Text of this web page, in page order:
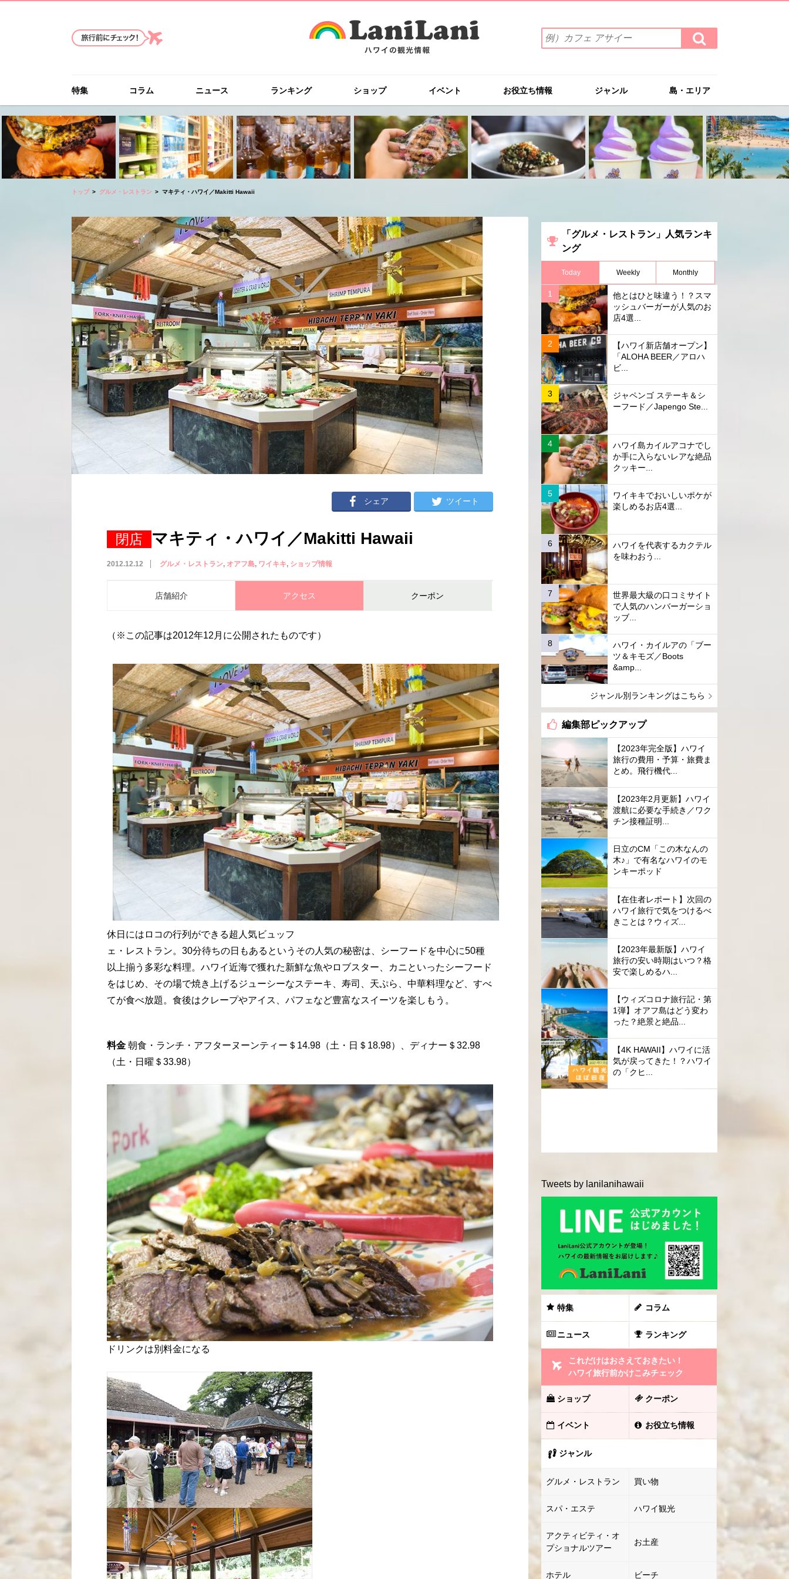
索
ワ
を
入
力
(例）
カ
フ
ェ
イ
ー
検
索
す
特集 コラム ニュース ランキング ショップ イベント お役立ち情報 ジャンル 島・エリア
トップ グルメ・レストラン マキティ・ハワイ／Makitti Hawaii
シェア ツイート
閉店 マキティ・ハワイ／Makitti Hawaii
2012.12.12 グルメ・レストラン オアフ島 ワイキキ ショップ情報
店舗紹介 アクセス クーポン
（※この記事は2012年12月に公開されたものです）
休日にはロコの行列ができる超人気ビュッフ
ェ・レストラン。30分待ちの日もあるというその人気の秘密は、シーフードを中心に50種
以上揃う多彩な料理。ハワイ近海で獲れた新鮮な魚やロブスター、カニといったシーフード
をはじめ、その場で焼き上げるジューシーなステーキ、寿司、天ぷら、中華料理など、すべ
てが食べ放題。食後はクレープやアイス、パフェなど豊富なスイーツを楽しもう。
料金 朝食・ランチ・アフターヌーンティー＄14.98（土・日＄18.98）、ディナー＄32.98
（土・日曜＄33.98）
ドリンクは別料金になる
「グルメ・レストラン」人気ランキ
ング
Today Weekly Monthly
他とはひと味違う！？スマ
ッシュバーガーが人気のお
店4選...
【ハワイ新店舗オープン】
「ALOHA BEER／アロハ
ビ...
ジャペンゴ ステーキ＆シ
ーフード／Japengo Ste...
ハワイ島カイルアコナでし
か手に入らないレアな絶品
クッキー...
ワイキキでおいしいポケが
楽しめるお店4選...
ハワイを代表するカクテル
を味わおう...
世界最大級の口コミサイト
で人気のハンバーガーショ
ッブ...
ハワイ・カイルアの「ブー
ツ＆キモズ／Boots
&amp...
ジャンル別ランキングはこちら
編集部ピックアップ
【2023年完全版】ハワイ
旅行の費用・予算・旅費ま
とめ。飛行機代...
【2023年2月更新】ハワイ
渡航に必要な手続き／ワク
チン接種証明...
日立のCM「この木なんの
木♪」で有名なハワイのモ
ンキーポッド
【在住者レポート】次回の
ハワイ旅行で気をつけるべ
きことは？ウィズ...
【2023年最新版】ハワイ
旅行の安い時期はいつ？格
安で楽しめるハ...
【ウィズコロナ旅行記・第
1弾】オアフ島はどう変わ
った？絶景と絶品...
【4K HAWAII】ハワイに活
気が戻ってきた！？ハワイ
の「クヒ...
Tweets by lanilanihawaii
特集 コラム
ニュース ランキング
これだけはおさえておきたい！
ハワイ旅行前かけこみチェック
ショップ クーポン
イベント お役立ち情報
ジャンル
グルメ・レストラン 買い物
スパ・エステ ハワイ観光
アクティビティ・オ
プショナルツアー
お土産
ホテル ビーチ